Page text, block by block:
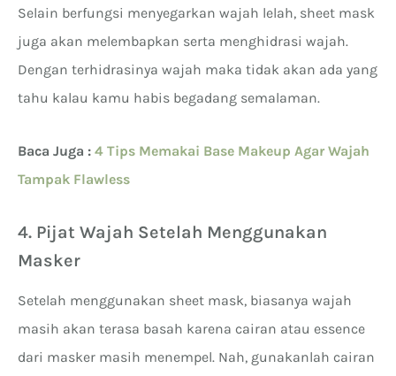
Selain berfungsi menyegarkan wajah lelah, sheet mask
juga akan melembapkan serta menghidrasi wajah.
Dengan terhidrasinya wajah maka tidak akan ada yang
tahu kalau kamu habis begadang semalaman.
Baca Juga : 4 Tips Memakai Base Makeup Agar Wajah
Tampak Flawless
4. Pijat Wajah Setelah Menggunakan
Masker
Setelah menggunakan sheet mask, biasanya wajah
masih akan terasa basah karena cairan atau essence
dari masker masih menempel. Nah, gunakanlah cairan